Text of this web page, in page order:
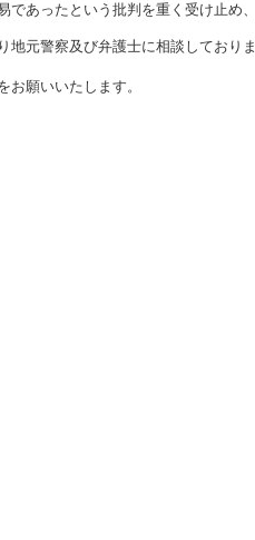
あったという批判を重く受け止め
元警察及び弁護士に相談しておりま
願いいたします。